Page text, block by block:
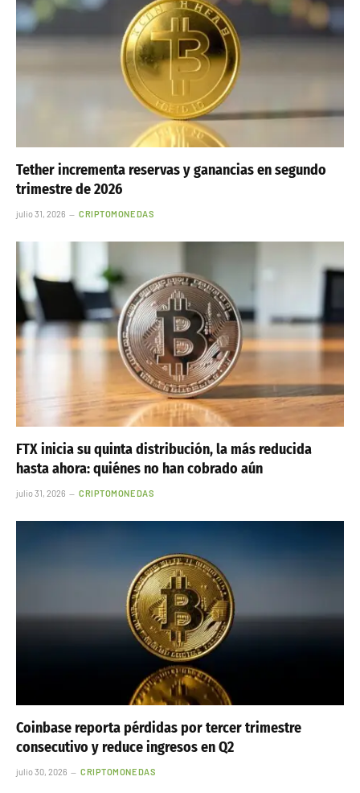
Tether incrementa reservas y ganancias en segundo
trimestre de 2026
julio 31, 2026 CRIPTOMONEDAS
FTX inicia su quinta distribución, la más reducida
hasta ahora: quiénes no han cobrado aún
julio 31, 2026 CRIPTOMONEDAS
Coinbase reporta pérdidas por tercer trimestre
consecutivo y reduce ingresos en Q2
julio 30, 2026 CRIPTOMONEDAS